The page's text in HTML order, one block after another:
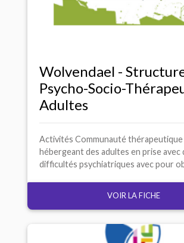
Wolvendael -
Psycho-Socio-
Adultes
Activités Communauté thérapeutique
hébergeant des adultes en prise avec
difficultés psychiatriques avec pour
VOIR LA FICHE